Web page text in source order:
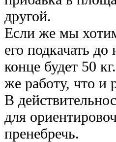
другой.
Если же мы
его подкачать
конце будет 50
же работу, что и
В
для
пренебречь.